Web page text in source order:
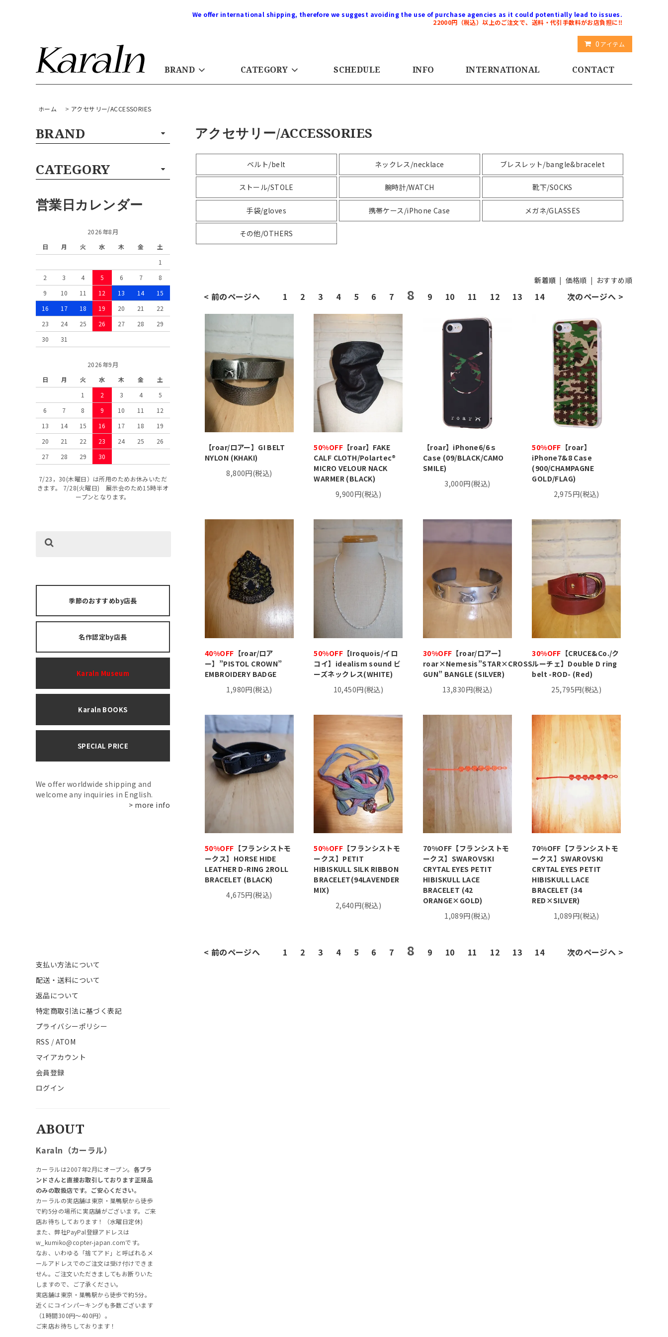
We offer international shipping, therefore we suggest avoiding the use of purchase agencies as it could potentially lead to issues.
22000円（税込）以上のご注文で、送料・代引手数料がお店負担に‼️
0 アイテム
BRAND CATEGORY SCHEDULE INFO INTERNATIONAL CONTACT
ホーム > アクセサリー/ACCESSORIES
BRAND
CATEGORY
営業日カレンダー
2026年8月
日
月 火 水 木 金
土
1
2
3 4 5 6 7
8
9
10 11 12 13 14
15
16
17 18 19 20 21
22
23
24 25 26 27 28
29
30
31
2026年9月
日
月 火 水 木 金
土
1
2 3 4
5
6
7 8 9 10 11
12
13
14 15 16 17 18
19
20
21 22 23 24 25
26
27
28 29 30
7/23，30(木曜日）は所用のためお休みいただ
きます。 7/28(火曜日) 展示会のため15時半オ
ープンとなります。
季節のおすすめby店長
名作認定by店長
Karaln Museum
Karaln BOOKS
SPECIAL PRICE
We offer worldwide shipping and
welcome any inquiries in English.
> more info
支払い方法について
配送・送料について
返品について
特定商取引法に基づく表記
プライバシーポリシー
RSS / ATOM
マイアカウント
会員登録
ログイン
ABOUT
Karaln（カーラル）
カーラルは2007年2月にオープン。 各ブラ
ンドさんと直接お取引しております正規品
のみの取扱店です。ご安心ください。
カーラルの実店舗は東京・巣鴨駅から徒歩
で約5分の場所に実店舗がございます。ご来
店お待ちしております！（水曜日定休)
また、弊社PayPal登録アドレスは
w_kumiko@copter-japan.comです。
なお、いわゆる「捨てアド」と呼ばれるメ
ールアドレスでのご注文は受け付けできま
せん。ご注文いただきましてもお断りいた
しますので、ご了承ください。
実店舗は東京・巣鴨駅から徒歩で約5分。
近くにコインパーキングも多数ございます
（1時間300円～400円）。
ご来店お待ちしております！
アクセサリー/ACCESSORIES
ベルト/belt ネックレス/necklace ブレスレット/bangle&bracelet
ストール/STOLE 腕時計/WATCH 靴下/SOCKS
手袋/gloves 携帯ケース/iPhone Case メガネ/GLASSES
その他/OTHERS
新着順 | 価格順 | おすすめ順
< 前のページへ 1 2 3 4 5 6 7 8 9 10 11 12 13 14 次のページへ >
【roar/ロアー】GI BELT
NYLON (KHAKI)
8,800円(税込)
50%OFF【roar】FAKE
CALF CLOTH/Polartec®
MICRO VELOUR NACK
WARMER (BLACK)
9,900円(税込)
【roar】iPhone6/6ｓ
Case (09/BLACK/CAMO
SMILE)
3,000円(税込)
50%OFF 【roar】
iPhone7&8 Case
(900/CHAMPAGNE
GOLD/FLAG)
2,975円(税込)
40%OFF 【roar/ロア
ー】”PISTOL CROWN”
EMBROIDERY BADGE
1,980円(税込)
50%OFF【Iroquois/イロ
コイ】idealism sound ビ
ーズネックレス(WHITE)
10,450円(税込)
30%OFF 【roar/ロアー】
roar×Nemesis”STAR×CROSS
GUN” BANGLE (SILVER)
13,830円(税込)
30%OFF 【CRUCE&Co./ク
ルーチェ】Double D ring
belt -ROD- (Red)
25,795円(税込)
50%OFF 【フランシストモ
ークス】HORSE HIDE
LEATHER D-RING 2ROLL
BRACELET (BLACK)
4,675円(税込)
50%OFF【フランシストモ
ークス】PETIT
HIBISKULL SILK RIBBON
BRACELET(94LAVENDER
MIX)
2,640円(税込)
70%OFF【フランシストモ
ークス】SWAROVSKI
CRYTAL EYES PETIT
HIBISKULL LACE
BRACELET (42
ORANGE×GOLD)
1,089円(税込)
70%OFF【フランシストモ
ークス】SWAROVSKI
CRYTAL EYES PETIT
HIBISKULL LACE
BRACELET (34
RED×SILVER)
1,089円(税込)
< 前のページへ 1 2 3 4 5 6 7 8 9 10 11 12 13 14 次のページへ >